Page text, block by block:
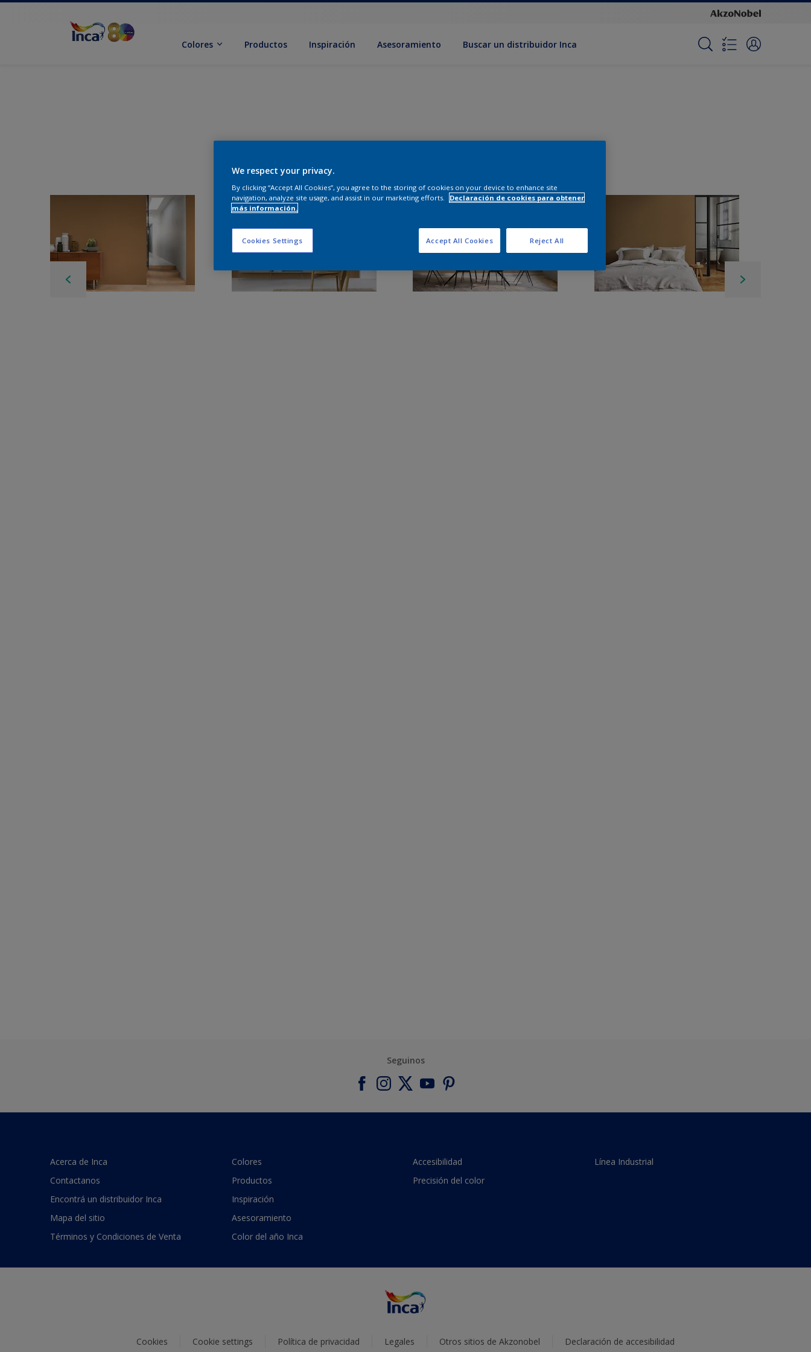
Colores Productos Inspiración Asesoramiento Buscar un distribuidor Inca
Seguinos
Acerca de Inca
Contactanos
Encontrá un distribuidor Inca
Mapa del sitio
Términos y Condiciones de Venta
Colores
Productos
Inspiración
Asesoramiento
Color del año Inca
Accesibilidad
Precisión del color
Línea Industrial
Cookies Cookie settings Política de privacidad Legales Otros sitios de Akzonobel Declaración de accesibilidad
We respect your privacy.
By clicking “Accept All Cookies”, you agree to the storing of cookies on your device to enhance site
navigation, analyze site usage, and assist in our marketing efforts.
Declaración de cookies para obtener
más información.
Cookies Settings Reject All
Accept All Cookies